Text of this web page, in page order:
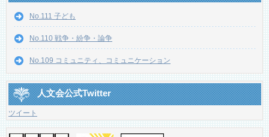
No.111 子ども
No.110 戦争・紛争・論争
No.109 コミュニティ、コミュニケーション
人文会公式Twitter
ツイート